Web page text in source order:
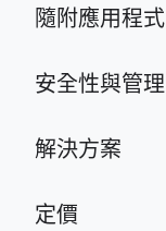
隨附應用程式
安全性與管理
解決方案
定價